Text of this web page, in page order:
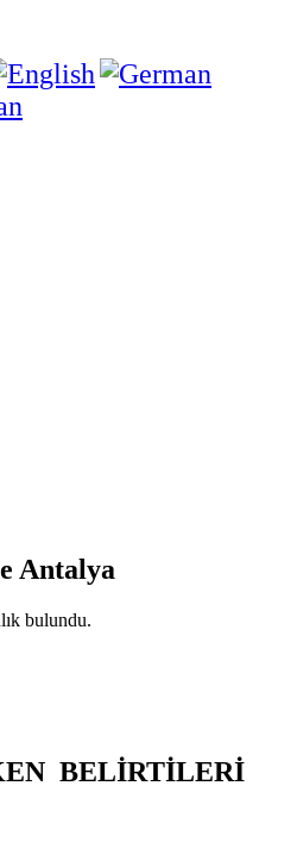
Antalya
bulundu.
BELİRTİLERİ